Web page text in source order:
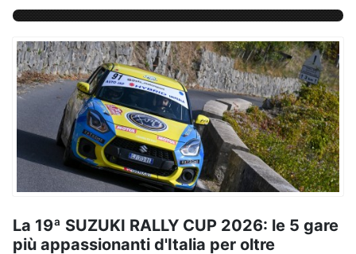
La 19ª SUZUKI RALLY CUP 2026: le 5 gare
più appassionanti d'Italia per oltre